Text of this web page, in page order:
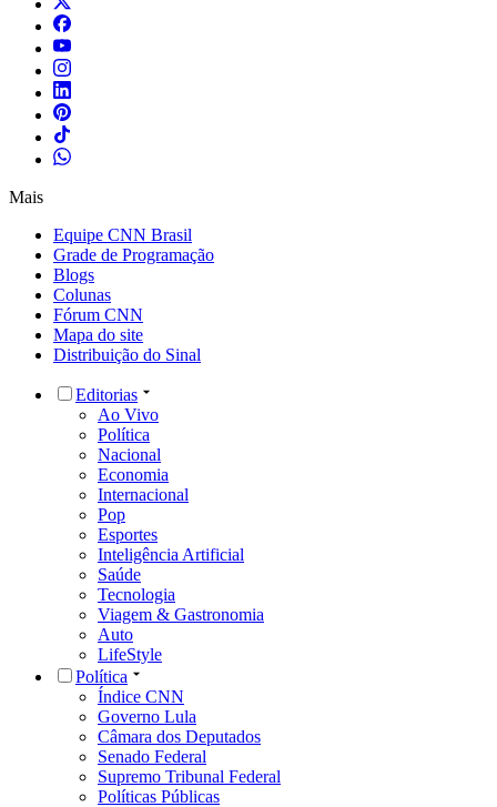
Mais
Equipe CNN Brasil
Grade de Programação
Blogs
Colunas
Fórum CNN
Mapa do site
Distribuição do Sinal
Editorias
Ao Vivo
Política
Nacional
Economia
Internacional
Pop
Esportes
Inteligência Artificial
Saúde
Tecnologia
Viagem & Gastronomia
Auto
LifeStyle
Política
Índice CNN
Governo Lula
Câmara dos Deputados
Senado Federal
Supremo Tribunal Federal
Políticas Públicas